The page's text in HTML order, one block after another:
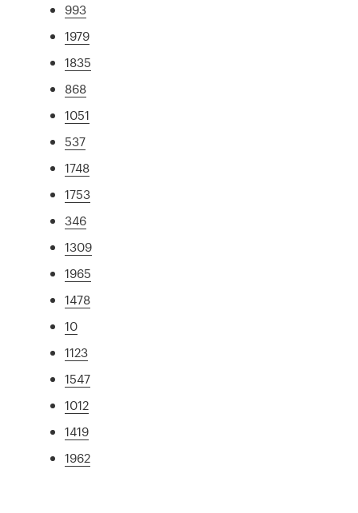
993
1979
1835
868
1051
537
1748
1753
346
1309
1965
1478
10
1123
1547
1012
1419
1962